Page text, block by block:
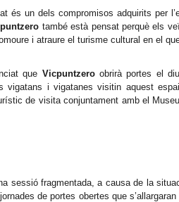
és un dels compromisos adquirits per
també està pensat perquè els
i atraure el turisme cultural en el
que Vicpuntzeroobrirà portes el
vigatans i vigatanes visitin aquest
de visita conjuntament amb el
sessió fragmentada, a causa de la
de portes obertes que